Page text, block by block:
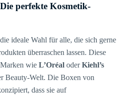
perfekte Kosmetik-
ideale Wahl für alle, die sich gerne
überraschen lassen. Diese
wie L’Oréal oderKiehl’s
Beauty-Welt. Die Boxen von
dass sie auf